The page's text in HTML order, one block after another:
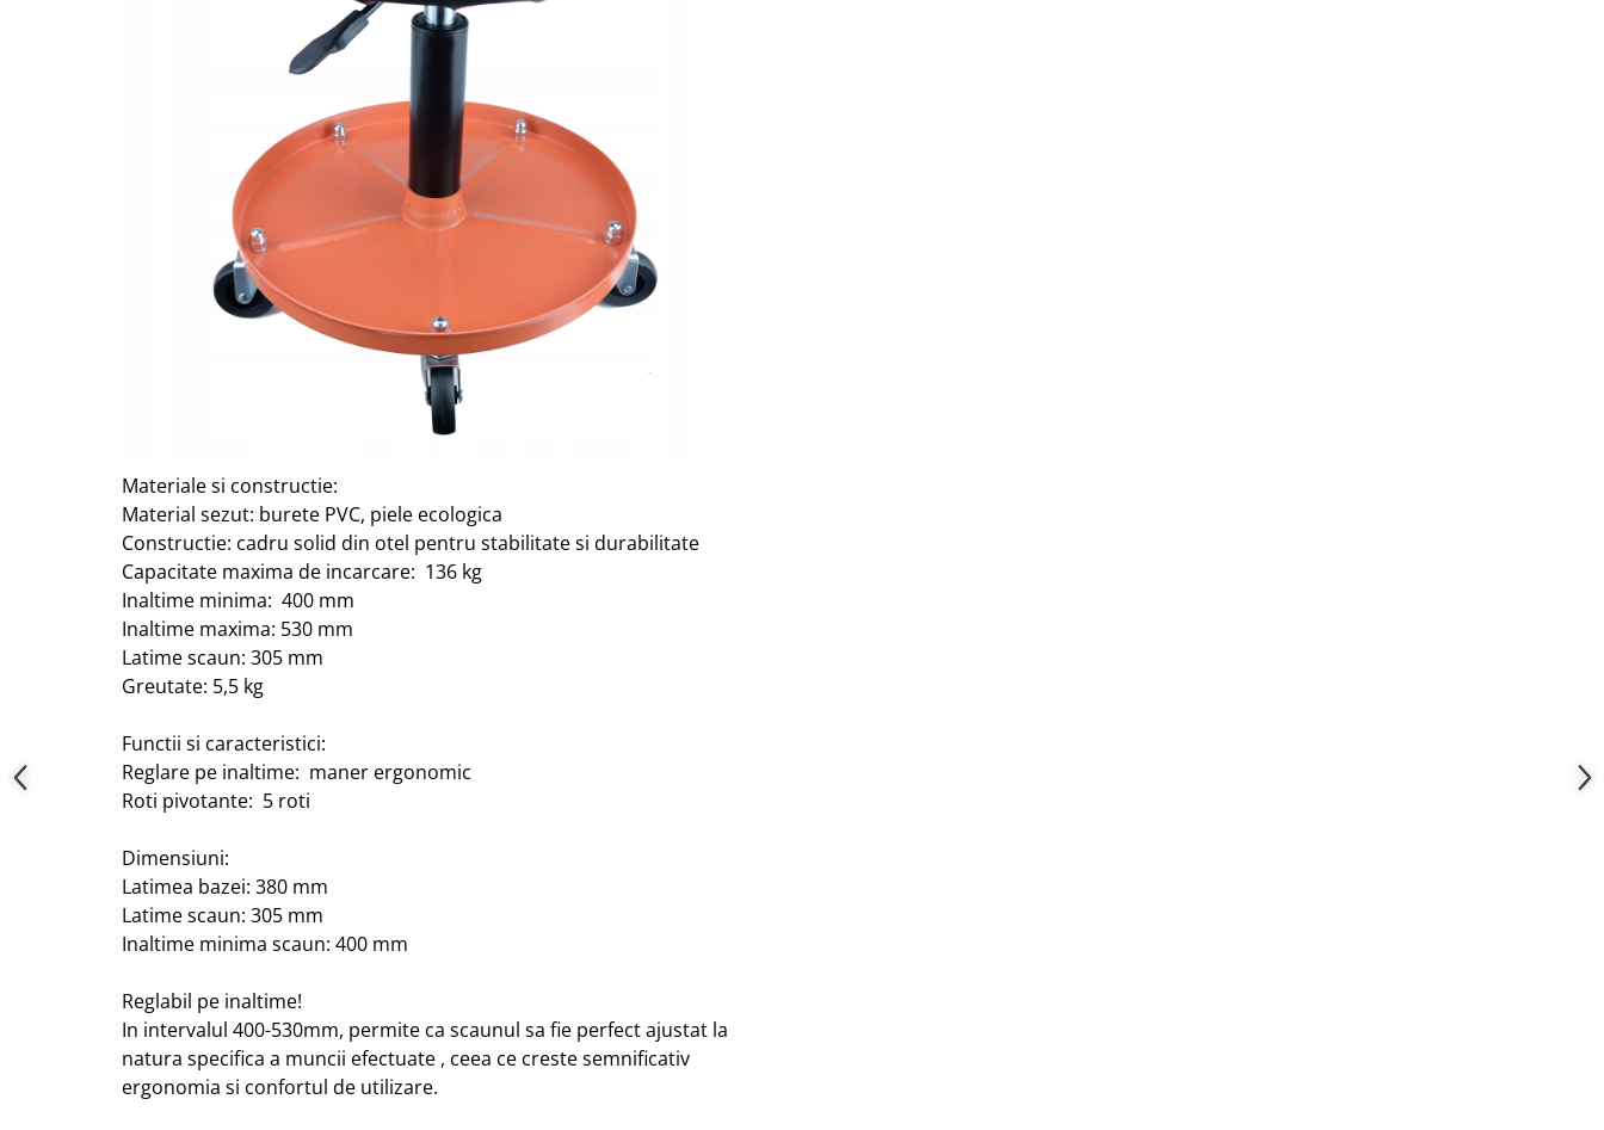
Materiale si constructie:
Material sezut: burete PVC, piele ecologica
Constructie: cadru solid din otel pentru stabilitate si durabilitate
Capacitate maxima de incarcare: 136 kg
Inaltime minima: 400 mm
Inaltime maxima: 530 mm
Latime scaun: 305 mm
Greutate: 5,5 kg
Functii si caracteristici:
Reglare pe inaltime: maner ergonomic
Roti pivotante: 5 roti
Dimensiuni:
Latimea bazei: 380 mm
Latime scaun: 305 mm
Inaltime minima scaun: 400 mm
Reglabil pe inaltime!
In intervalul 400-530mm, permite ca scaunul sa fie perfect ajustat la
natura specifica a muncii efectuate , ceea ce creste semnificativ
ergonomia si confortul de utilizare.